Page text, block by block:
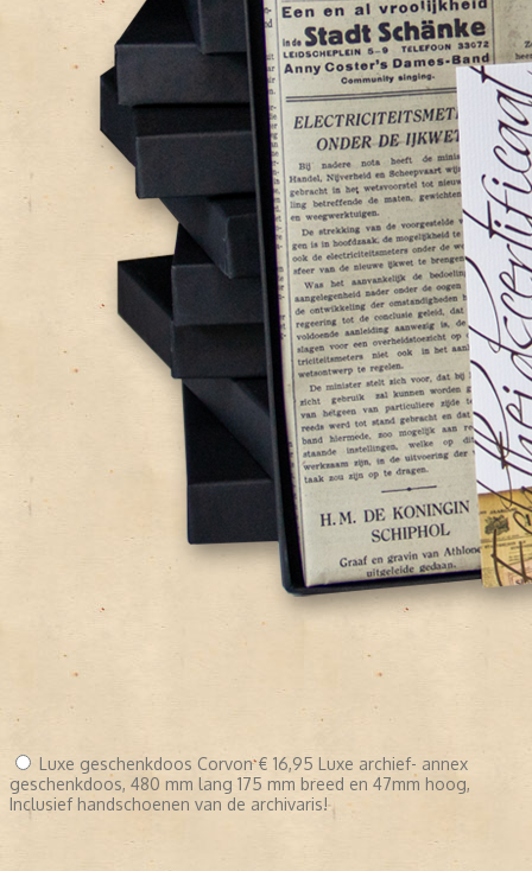
Luxe geschenkdoos Corvon € 16,95 Luxe archief- annex
geschenkdoos, 480 mm lang 175 mm breed en 47mm hoog,
Inclusief handschoenen van de archivaris!